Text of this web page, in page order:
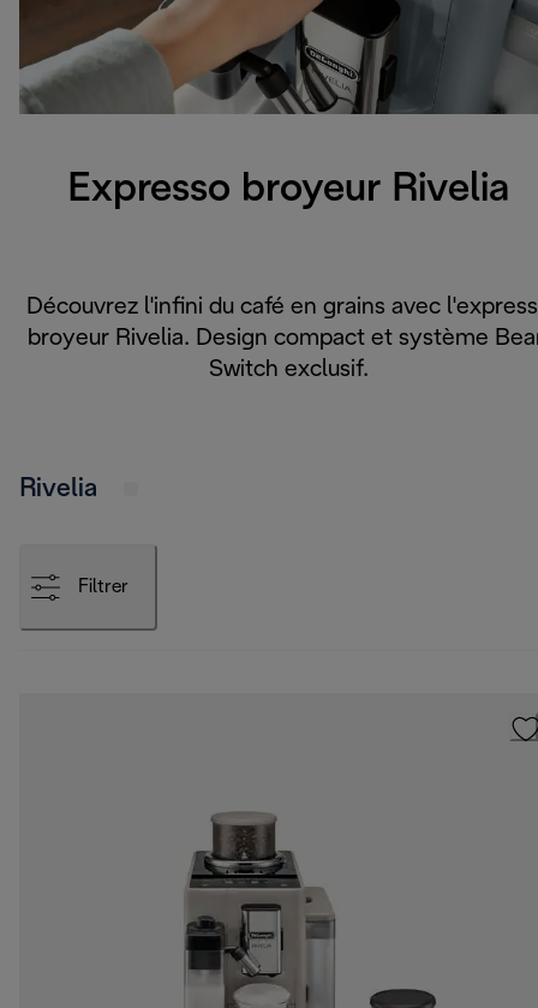
Expresso broyeur Rivelia
Découvrez l'infini du café en grains avec
broyeur Rivelia. Design compact et système
Switch exclusif.
Rivelia
Filtrer